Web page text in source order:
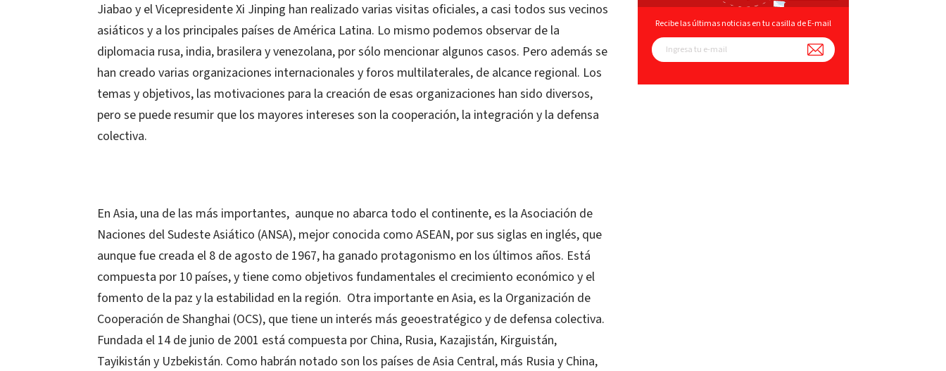
Jiabao y el Vicepresidente Xi Jinping han realizado varias visitas oficiales, a casi todos sus vecinos
asiáticos y a los principales países de América Latina. Lo mismo podemos observar de la
diplomacia rusa, india, brasilera y venezolana, por sólo mencionar algunos casos. Pero además se
han creado varias organizaciones internacionales y foros multilaterales, de alcance regional. Los
temas y objetivos, las motivaciones para la creación de esas organizaciones han sido diversos,
pero se puede resumir que los mayores intereses son la cooperación, la integración y la defensa
colectiva.
En Asia, una de las más importantes, aunque no abarca todo el continente, es la Asociación de
Naciones del Sudeste Asiático (ANSA), mejor conocida como ASEAN, por sus siglas en inglés, que
aunque fue creada el 8 de agosto de 1967, ha ganado protagonismo en los últimos años. Está
compuesta por 10 países, y tiene como objetivos fundamentales el crecimiento económico y el
fomento de la paz y la estabilidad en la región. Otra importante en Asia, es la Organización de
Cooperación de Shanghai (OCS), que tiene un interés más geoestratégico y de defensa colectiva.
Fundada el 14 de junio de 2001 está compuesta por China, Rusia, Kazajistán, Kirguistán,
Tayikistán y Uzbekistán. Como habrán notado son los países de Asia Central, más Rusia y China,
Recibe las últimas noticias en tu casilla de E-mail